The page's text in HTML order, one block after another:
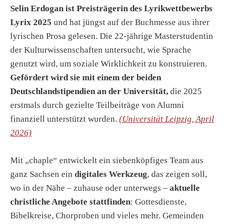
Selin Erdogan ist Preisträgerin des Lyrikwettbewerbs
Lyrix 2025 und hat jüngst auf der Buchmesse aus ihrer
lyrischen Prosa gelesen. Die 22-jährige Masterstudentin
der Kulturwissenschaften untersucht, wie Sprache
genutzt wird, um soziale Wirklichkeit zu konstruieren.
Gefördert wird sie mit einem der beiden
Deutschlandstipendien an der Universität, die 2025
erstmals durch gezielte Teilbeiträge von Alumni
finanziell unterstützt wurden. (Universität Leipzig, April
2026)
Mit „chaple“ entwickelt ein siebenköpfiges Team aus
ganz Sachsen ein digitales Werkzeug, das zeigen soll,
wo in der Nähe – zuhause oder unterwegs – aktuelle
christliche Angebote stattfinden: Gottesdienste,
Bibelkreise, Chorproben und vieles mehr. Gemeinden